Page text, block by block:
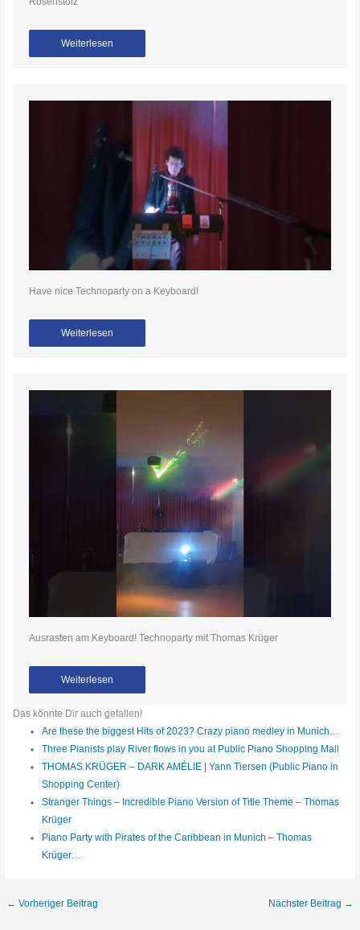
Weiterlesen
Have nice Technoparty on a Keyboard!
Weiterlesen
Ausrasten am Keyboard! Technoparty mit Thomas Krüger
Weiterlesen
Das könnte Dir auch gefallen!
Are these the biggest Hits of 2023? Crazy piano medley in Munich…
Three Pianists play River flows in you at Public Piano Shopping Mall
THOMAS KRÜGER – DARK AMÉLIE | Yann Tiersen (Public Piano in
Shopping Center)
Stranger Things – Incredible Piano Version of Title Theme – Thomas
Krüger
Piano Party with Pirates of the Caribbean in Munich – Thomas
Krüger…
← Vorheriger Beitrag Nächster Beitrag →